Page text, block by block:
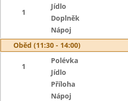
1
Jídlo
Doplněk
Nápoj
Oběd (11:30 - 14:00)
1
Polévka
Jídlo
Příloha
Nápoj